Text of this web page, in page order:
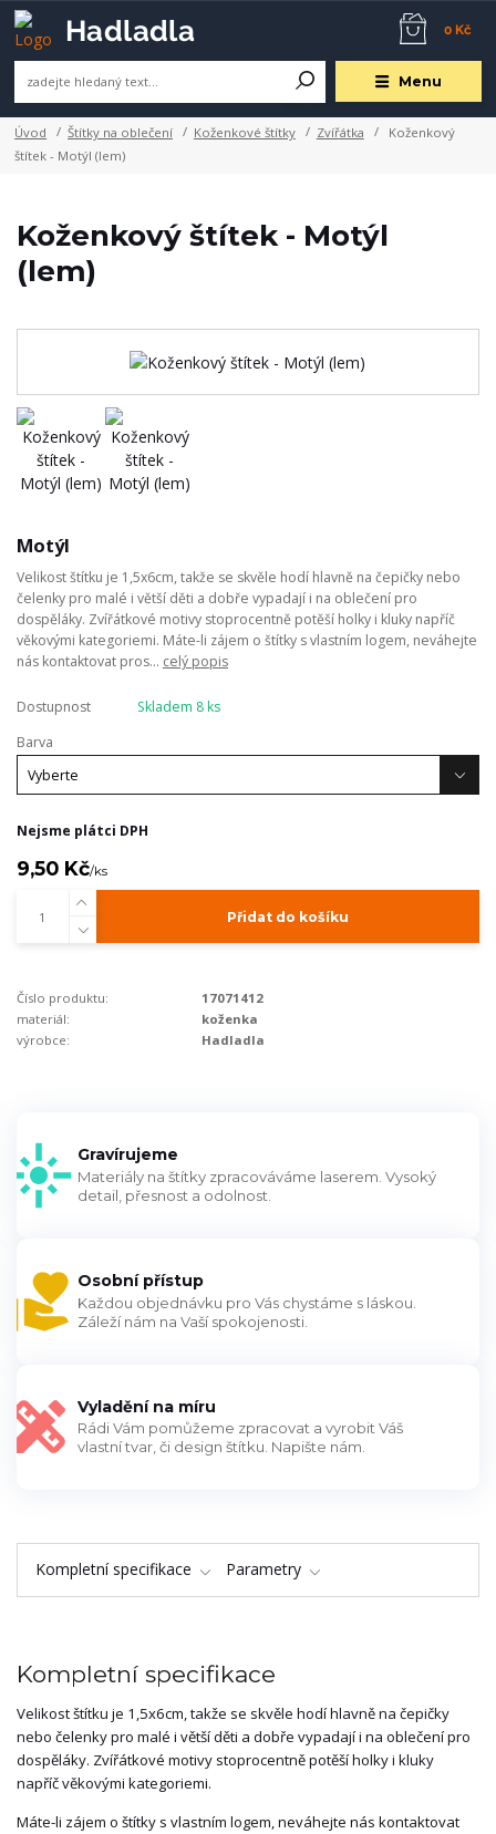
Menu
0 Kč
Úvod Štítky na oblečení Koženkové štítky Zvířátka
Koženkový
štítek - Motýl (lem)
Koženkový štítek - Motýl
(lem)
Motýl
Velikost štítku je 1,5x6cm, takže se skvěle hodí hlavně na čepičky nebo
čelenky pro malé i větší děti a dobře vypadají i na oblečení pro
dospěláky. Zvířátkové motivy stoprocentně potěší holky i kluky napříč
věkovými kategoriemi. Máte-li zájem o štítky s vlastním logem, neváhejte
nás kontaktovat pros... celý popis
Dostupnost
Skladem 8 ks
Barva
Nejsme plátci DPH
9,50 Kč/ks
Přidat do košíku
Číslo produktu:
17071412
materiál:
koženka
výrobce:
Hadladla
Gravírujeme
Materiály na štítky zpracováváme laserem. Vysoký
detail, přesnost a odolnost.
Osobní přístup
Každou objednávku pro Vás chystáme s láskou.
Záleží nám na Vaší spokojenosti.
Vyladění na míru
Rádi Vám pomůžeme zpracovat a vyrobit Váš
vlastní tvar, či design štítku. Napište nám.
Kompletní specifikace Parametry
Kompletní specifikace
Velikost štítku je 1,5x6cm, takže se skvěle hodí hlavně na čepičky
nebo čelenky pro malé i větší děti a dobře vypadají i na oblečení pro
dospěláky. Zvířátkové motivy stoprocentně potěší holky i kluky
napříč věkovými kategoriemi.
Máte-li zájem o štítky s vlastním logem, neváhejte nás kontaktovat